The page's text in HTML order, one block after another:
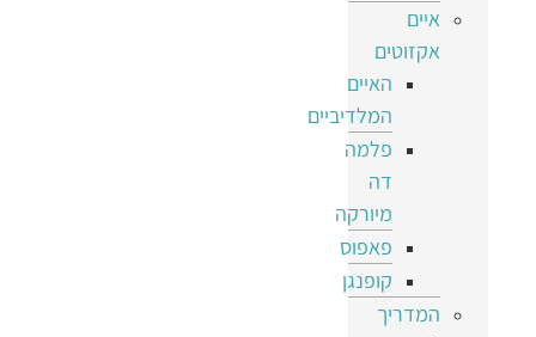
איים
אקזוטים
האיים
המלדיביים
פלמה
דה
מיורקה
פאפוס
קופנגן
המדריך